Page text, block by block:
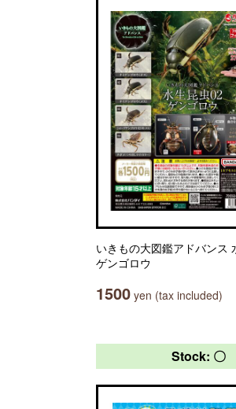
いきもの大図鑑アドバンス
ゲンゴロウ
1500 yen (tax included)
Stock: 〇